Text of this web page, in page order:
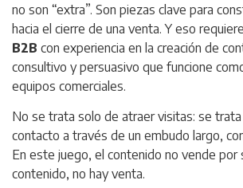
no son “extra”. Son piezas clave para
hacia el cierre de una venta. Y eso
B2B con experiencia en la creación de
consultivo y persuasivo que funcione
equipos comerciales.
No se trata solo de atraer visitas: se trata
contacto a través de un embudo largo,
En este juego, el contenido no vende por
contenido, no hay venta.